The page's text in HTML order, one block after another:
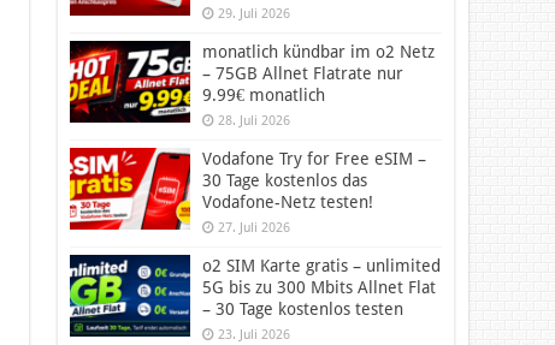
29. Juli 2026
monatlich kündbar im o2 Netz
– 75GB Allnet Flatrate nur
9.99€ monatlich
28. Juli 2026
Vodafone Try for Free eSIM –
30 Tage kostenlos das
Vodafone-Netz testen!
27. Juli 2026
o2 SIM Karte gratis – unlimited
5G bis zu 300 Mbits Allnet Flat
– 30 Tage kostenlos testen
23. Juli 2026